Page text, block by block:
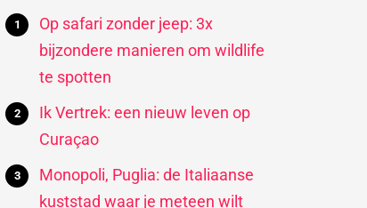
Op safari zonder jeep: 3x
bijzondere manieren om wildlife
te spotten
Ik Vertrek: een nieuw leven op
Curaçao
Monopoli, Puglia: de Italiaanse
kuststad waar je meteen wilt